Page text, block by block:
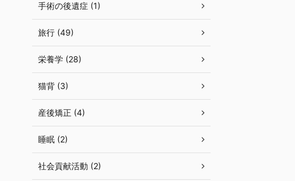
手術の後遺症 (1)
旅行 (49)
栄養学 (28)
猫背 (3)
産後矯正 (4)
睡眠 (2)
社会貢献活動 (2)